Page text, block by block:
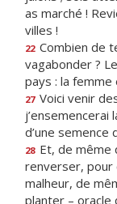
as marché !
villes !
22 Combien de
vagabonder ?
pays : la femme
27 Voici venir
j’ensemencerai
d’une semence
28 Et, de même
renverser,
malheur, de
planter – oracle